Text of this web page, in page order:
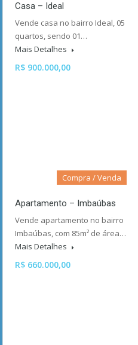
Casa – Ideal
Vende casa no bairro Ideal, 05
quartos, sendo 01…
Mais Detalhes
R$ 900.000,00
Compra / Venda
Apartamento – Imbaúbas
Vende apartamento no bairro
Imbaúbas, com 85m² de área…
Mais Detalhes
R$ 660.000,00